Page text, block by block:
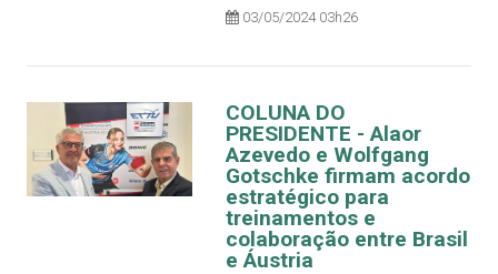
03/05/2024 03h26
COLUNA DO
PRESIDENTE - Alaor
Azevedo e Wolfgang
Gotschke firmam acordo
estratégico para
treinamentos e
colaboração entre Brasil
e Áustria